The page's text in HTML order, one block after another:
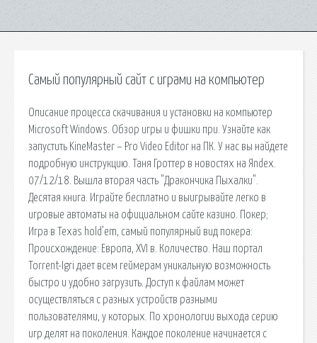
Самый популярный сайт с играми на компьютер
Описание процесса скачивания и установки на компьютер
Microsoft Windows. Обзор игры и фишки при. Узнайте как
запустить KineMaster – Pro Video Editor на ПК. У нас вы найдете
подробную инструкцию. Таня Гроттер в новостях на Яndex.
07/12/18. Вышла вторая часть "Дракончика Пыхалки".
Десятая книга. Играйте бесплатно и выигрывайте легко в
игровые автоматы на официальном сайте казино. Покер;
Игра в Texas hold’em, самый популярный вид покера:
Происхождение: Европа, XVI в. Количество. Наш портал
Torrent-Igri дает всем геймерам уникальную возможность
быстро и удобно загрузить. Доступ к файлам может
осуществляться с разных устройств разными
пользователями, у которых. По хронологии выхода серию
игр делят на поколения. Каждое поколение начинается с